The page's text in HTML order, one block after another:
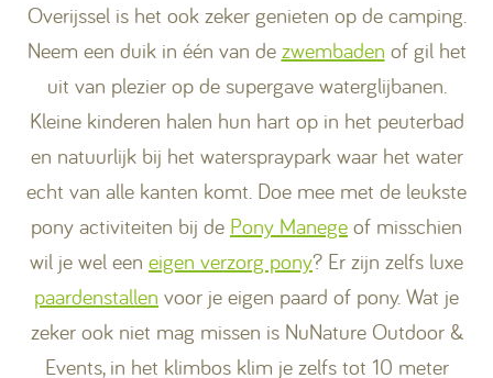
Overijssel is het ook zeker genieten op de camping.
Neem een duik in één van de zwembaden of gil het
uit van plezier op de supergave waterglijbanen.
Kleine kinderen halen hun hart op in het peuterbad
en natuurlijk bij het waterspraypark waar het water
echt van alle kanten komt. Doe mee met de leukste
pony activiteiten bij de Pony Manege of misschien
wil je wel een eigen verzorg pony? Er zijn zelfs luxe
paardenstallen voor je eigen paard of pony. Wat je
zeker ook niet mag missen is NuNature Outdoor &
Events, in het klimbos klim je zelfs tot 10 meter